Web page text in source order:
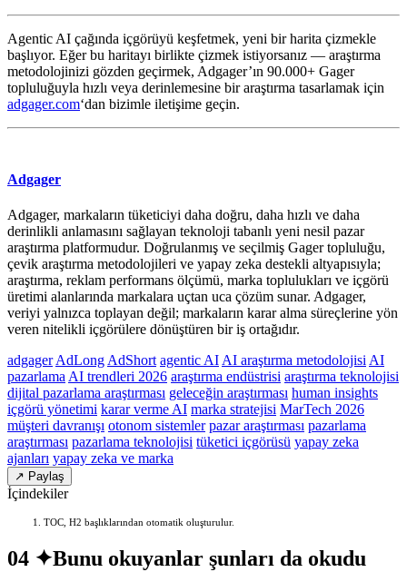
Agentic AI çağında içgörüyü keşfetmek, yeni bir harita çizmekle
başlıyor. Eğer bu haritayı birlikte çizmek istiyorsanız — araştırma
metodolojinizi gözden geçirmek, Adgager’ın 90.000+ Gager
topluluğuyla hızlı veya derinlemesine bir araştırma tasarlamak için
adgager.com‘dan bizimle iletişime geçin.
Adgager
Adgager, markaların tüketiciyi daha doğru, daha hızlı ve daha
derinlikli anlamasını sağlayan teknoloji tabanlı yeni nesil pazar
araştırma platformudur. Doğrulanmış ve seçilmiş Gager topluluğu,
çevik araştırma metodolojileri ve yapay zeka destekli altyapısıyla;
araştırma, reklam performans ölçümü, marka toplulukları ve içgörü
üretimi alanlarında markalara uçtan uca çözüm sunar. Adgager,
veriyi yalnızca toplayan değil; markaların karar alma süreçlerine yön
veren nitelikli içgörülere dönüştüren bir iş ortağıdır.
adgager AdLong AdShort agentic AI AI araştırma metodolojisi AI
pazarlama AI trendleri 2026 araştırma endüstrisi araştırma teknolojisi
dijital pazarlama araştırması geleceğin araştırması human insights
içgörü yönetimi karar verme AI marka stratejisi MarTech 2026
müşteri davranışı otonom sistemler pazar araştırması pazarlama
araştırması pazarlama teknolojisi tüketici içgörüsü yapay zeka
ajanları yapay zeka ve marka
↗ Paylaş
İçindekiler
TOC, H2 başlıklarından otomatik oluşturulur.
04 ✦Bunu okuyanlar şunları da okudu